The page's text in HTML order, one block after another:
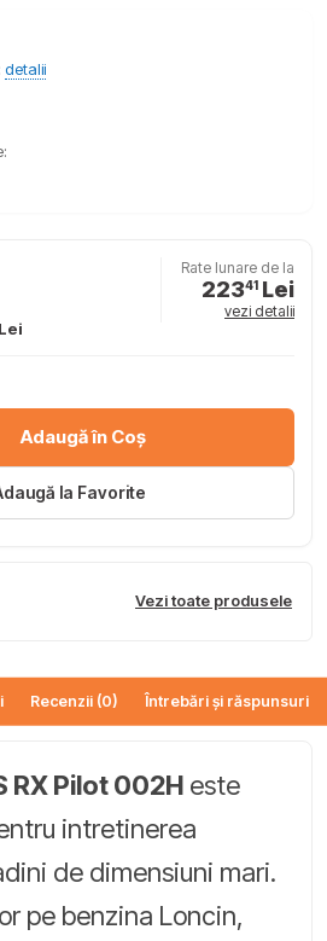
detalii
Rate lunare de la
22341 Lei
vezi detalii
Adaugă în Coș
la Favorite
Vezi toate produsele
Recenzii (0) Întrebări și răspunsuri
RX Pilot 002H este
intretinerea
de dimensiuni mari.
pe benzina Loncin,